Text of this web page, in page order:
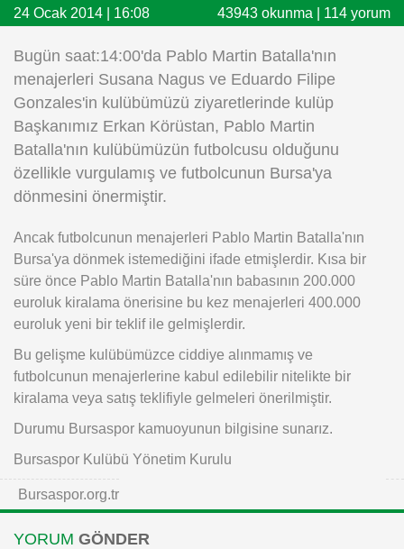
Twitter
Instagram
Android
iOS
24 Ocak 2014 | 16:08 43943 okunma | 114 yorum
Bugün saat:14:00'da Pablo Martin Batalla'nın
menajerleri Susana Nagus ve Eduardo Filipe
Gonzales'in kulübümüzü ziyaretlerinde kulüp
Başkanımız Erkan Körüstan, Pablo Martin
Batalla'nın kulübümüzün futbolcusu olduğunu
özellikle vurgulamış ve futbolcunun Bursa'ya
dönmesini önermiştir.
Ancak futbolcunun menajerleri Pablo Martin Batalla'nın
Bursa'ya dönmek istemediğini ifade etmişlerdir. Kısa bir
süre önce Pablo Martin Batalla'nın babasının 200.000
euroluk kiralama önerisine bu kez menajerleri 400.000
euroluk yeni bir teklif ile gelmişlerdir.
Bu gelişme kulübümüzce ciddiye alınmamış ve
futbolcunun menajerlerine kabul edilebilir nitelikte bir
kiralama veya satış teklifiyle gelmeleri önerilmiştir.
Durumu Bursaspor kamuoyunun bilgisine sunarız.
Bursaspor Kulübü Yönetim Kurulu
Bursaspor.org.tr
YORUM GÖNDER